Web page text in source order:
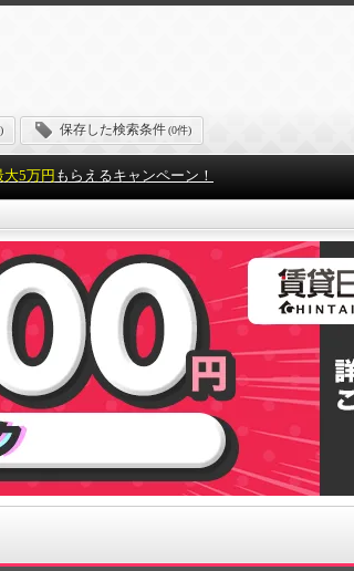
保存した検索条件(0件)
大5万円 もらえるキャンペーン！